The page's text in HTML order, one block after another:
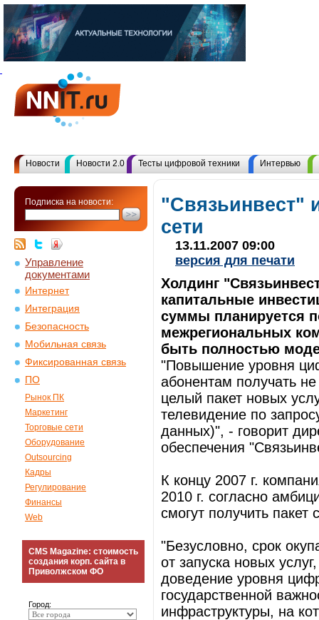
Новости Новости 2.0 Тесты цифровой техники Интервью
Подписка на новости:
Управление
документами
Интернет
Интеграция
Безопасность
Мобильная связь
Фиксированная связь
ПО
Рынок ПК
Маркетинг
Торговые сети
Оборудование
Outsourcing
Кадры
Регулирование
Финансы
Web
CMS Magazine: стоимость
создания корп. сайта в
Приволжском ФО
Город:
"Связьинвест"
сети
13.11.2007 09:00
версия для печати
Холдинг
капитальные
суммы планируется
межрегиональных
быть полностью
"Повышение уровня
абонентам получать
целый пакет новых
телевидение по
данных)", - говорит
обеспечения
К концу 2007 г.
2010 г. согласно
смогут получить
"Безусловно, срок
от запуска новых
доведение уровня
государственной
инфраструктуры, на